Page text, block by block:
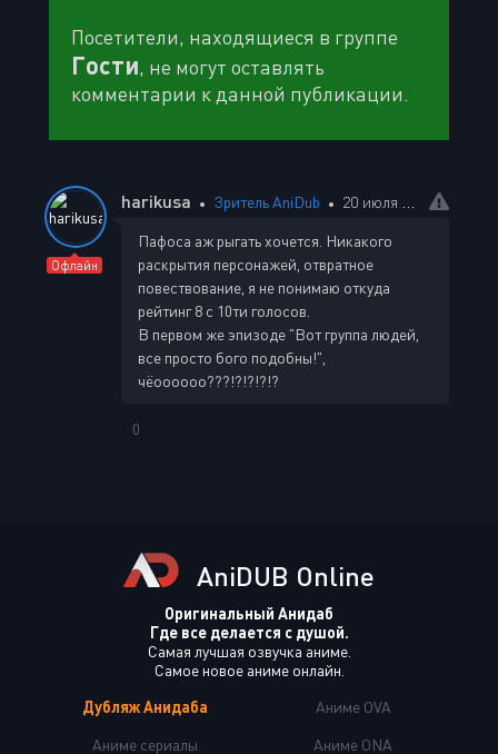
Посетители, находящиеся в группе
Гости, не могут оставлять
комментарии к данной публикации.
Офлайн
harikusa Зритель AniDub 20 июля 2025 14:36
Пафоса аж рыгать хочется. Никакого
раскрытия персонажей, отвратное
повествование, я не понимаю откуда
рейтинг 8 с 10ти голосов.
В первом же эпизоде "Вот группа людей,
все просто бого подобны!",
чёоооооо???!?!?!?!?
0
AniDUB Online
Оригинальный Анидаб
Где все делается с душой.
Самая лучшая озвучка аниме.
Самое новое аниме онлайн.
Дубляж Анидаба
Аниме сериалы
Аниме OVA
Аниме ONA